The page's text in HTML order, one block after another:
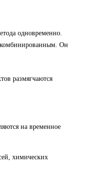
одновременно.
комбинированным. Он
размягчаются
на временное
химических